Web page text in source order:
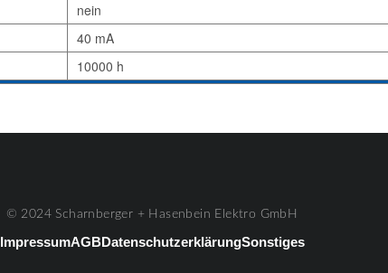
nein
40 mA
10000 h
© 2024 Scharnberger + Hasenbein Elektro GmbH
ImpressumAGBDatenschutzerklärungSonstiges